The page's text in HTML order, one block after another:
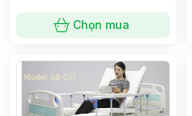
Chọn mua